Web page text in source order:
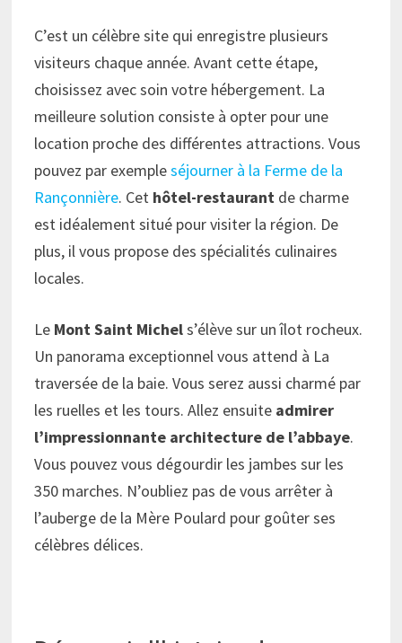
C’est un célèbre site qui enregistre plusieurs
visiteurs chaque année. Avant cette étape,
choisissez avec soin votre hébergement. La
meilleure solution consiste à opter pour une
location proche des différentes attractions. Vous
pouvez par exempleséjourner à la Ferme de la
Rançonnière. Cet hôtel-restaurant de charme
est idéalement situé pour visiter la région. De
plus, il vous propose des spécialités culinaires
locales.
Le MontSaint Michels’élève sur un îlot rocheux.
Un panorama exceptionnel vous attend à La
traversée de la baie. Vous serez aussi charmé par
les ruelles et les tours. Allez ensuite admirer
l’impressionnante architecture de l’abbaye.
Vous pouvez vous dégourdir les jambes sur les
350 marches. N’oubliez pas de vous arrêter à
l’auberge de la Mère Poulard pour goûter ses
célèbres délices.